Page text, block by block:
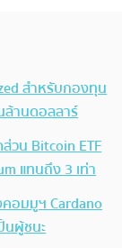
สำหรับกองทุน
ล้านดอลลาร์
น Bitcoin ETF
แทนถึง 3 เท่า
อมมูฯ Cardano
นผู้ชนะ